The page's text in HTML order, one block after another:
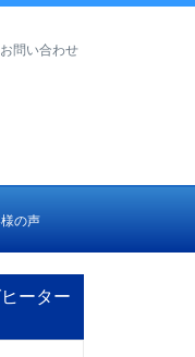
お問い合わせ
の声
ーター